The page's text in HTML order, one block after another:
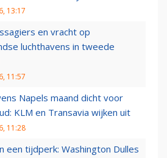
13:17
en vracht op
luchthavens in tweede
11:57
Napels maand dicht voor
KLM en Transavia wijken uit
11:28
een tijdperk: Washington Dulles